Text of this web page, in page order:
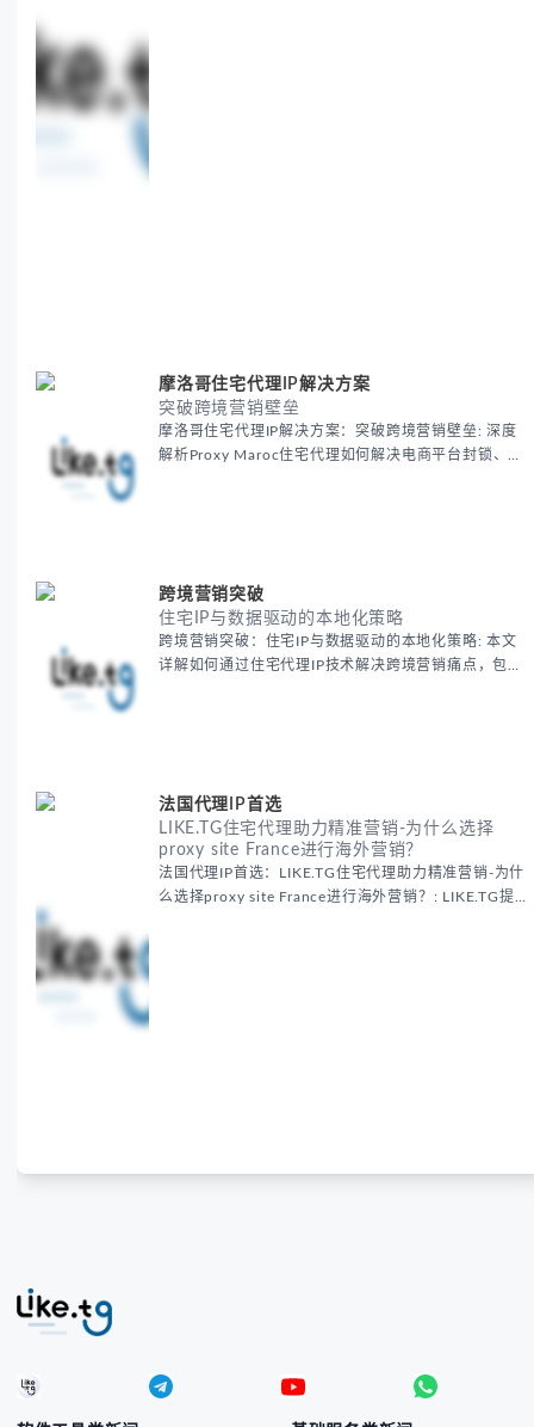
摩洛哥住宅代理IP解决方案
突破跨境营销壁垒
摩洛哥住宅代理IP解决方案：突破跨境营销壁垒: 深度
解析Proxy Maroc住宅代理如何解决电商平台封锁、社
跨境营销突破
住宅IP与数据驱动的本地化策略
跨境营销突破：住宅IP与数据驱动的本地化策略: 本文
详解如何通过住宅代理IP技术解决跨境营销痛点，包括
法国代理IP首选
LIKE.TG住宅代理助力精准营销-为什么选择
proxy site France进行海外营销？
法国代理IP首选：LIKE.TG住宅代理助力精准营销-为什
么选择proxy site France进行海外营销？: LIKE.TG提